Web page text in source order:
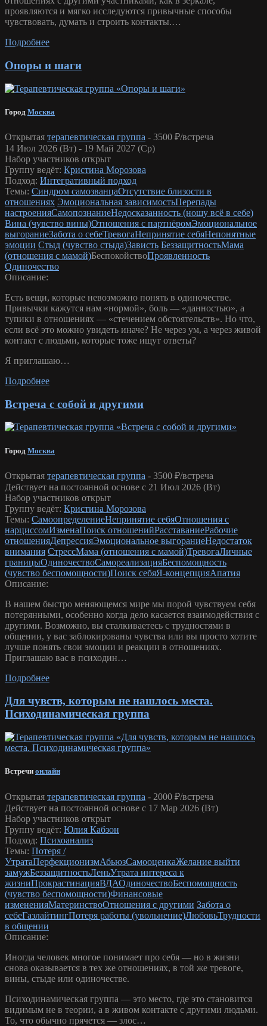
проявляются и мягко исследуются привычные способы
чувствовать, думать и строить контакты.…
Подробнее
Опоры и шаги
Город Москва
Открытая терапевтическая группа - 3500 ₽/встреча
14 Июл 2026 (Вт) - 19 Май 2027 (Ср)
Набор участников открыт
Группу ведёт: Кристина Морозова
Подход: Интегративный подход
Темы: Синдром самозванцаОтсутствие близости в
отношениях Эмоциональная зависимостьПерепады
настроенияСамопознаниеНедосказанность (ношу всё в себе)
Вина (чувство вины)Отношения с партнёромЭмоциональное
выгораниеЗабота о себеТревогаНепринятие себяНепонятные
эмоции Стыд (чувство стыда)Зависть БеззащитностьМама
(отношения с мамой)БеспокойствоПроявленность
Одиночество
Описание:
Есть вещи, которые невозможно понять в одиночестве.
Привычки кажутся нам «нормой», боль — «данностью», а
тупики в отношениях — «стечением обстоятельств». Но что,
если всё это можно увидеть иначе? Не через ум, а через живой
контакт с людьми, которые тоже ищут ответы?
Я приглашаю…
Подробнее
Встреча с собой и другими
Город Москва
Открытая терапевтическая группа - 3500 ₽/встреча
Действует на постоянной основе с 21 Июл 2026 (Вт)
Набор участников открыт
Группу ведёт: Кристина Морозова
Темы: СамоопределениеНепринятие себяОтношения с
нарциссомИзменаПоиск отношенийРасставаниеРабочие
отношенияДепрессияЭмоциональное выгораниеНедостаток
внимания СтрессМама (отношения с мамой)ТревогаЛичные
границыОдиночествоСамореализацияБеспомощность
(чувство беспомощности)Поиск себяЯ-концепцияАпатия
Описание:
В нашем быстро меняющемся мире мы порой чувствуем себя
потерянными, особенно когда дело касается взаимодействия с
другими. Возможно, вы сталкиваетесь с трудностями в
общении, у вас заблокированы чувства или вы просто хотите
лучше понять свои эмоции и реакции в отношениях.
Приглашаю вас в психодин…
Подробнее
Для чувств, которым не нашлось места.
Психодинамическая группа
Встречи онлайн
Открытая терапевтическая группа - 2000 ₽/встреча
Действует на постоянной основе с 17 Мар 2026 (Вт)
Набор участников открыт
Группу ведёт: Юлия Кабзон
Подход: Психоанализ
Темы: Потеря /
УтратаПерфекционизмАбьюзСамооценкаЖелание выйти
замужБеззащитностьЛеньУтрата интереса к
жизниПрокрастинацияВДАОдиночествоБеспомощность
(чувство беспомощности)Финансовые
измененияМатеринствоОтношения с другими Забота о
себеГазлайтингПотеря работы (увольнение)ЛюбовьТрудности
в общении
Описание:
Иногда человек многое понимает про себя — но в жизни
снова оказывается в тех же отношениях, в той же тревоге,
вины, стыде или одиночестве.
Психодинамическая группа — это место, где это становится
видимым не в теории, а в живом контакте с другими людьми.
То, что обычно прячется — злос…